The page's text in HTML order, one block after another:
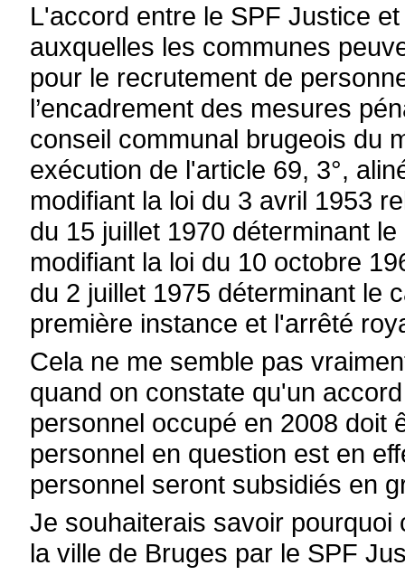
L'accord entre le SPF Justice
auxquelles les communes
pour le recrutement de
l’encadrement des mesures
conseil communal brugeois du
exécution de l'article 69, 3°,
modifiant la loi du 3 avril 1953
du 15 juillet 1970 déterminant
modifiant la loi du 10 octobre
du 2 juillet 1975 déterminant le
première instance et l'arrêté
Cela ne me semble pas
quand on constate qu'un
personnel occupé en 2008 doit
personnel en question est en
personnel seront subsidiés en
Je souhaiterais savoir
la ville de Bruges par le SPF